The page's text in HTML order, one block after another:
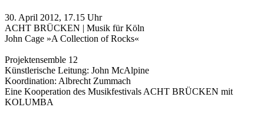
30. April 2012, 17.15 Uhr
ACHT BRÜCKEN | Musik für Köln
John Cage »A Collection of Rocks«
Projektensemble 12
Künstlerische Leitung: John McAlpine
Koordination: Albrecht Zummach
Eine Kooperation des Musikfestivals ACHT BRÜCKEN mit
KOLUMBA